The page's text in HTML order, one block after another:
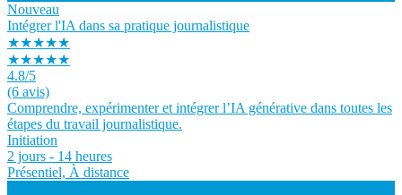
Nouveau
Intégrer l'IA dans sa pratique journalistique
★★★★★
★★★★★
4.8/5
(6 avis)
Comprendre, expérimenter et intégrer l’IA générative dans toutes les
étapes du travail journalistique.
Initiation
2 jours - 14 heures
Présentiel, À distance